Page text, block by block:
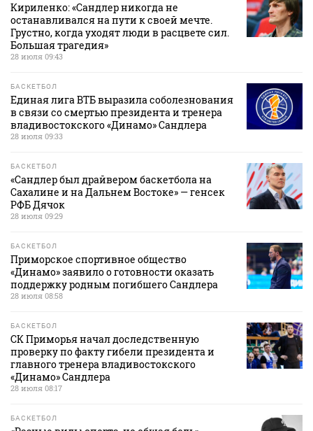
Кириленко: «Сандлер никогда не
останавливался на пути к своей мечте.
Грустно, когда уходят люди в расцвете сил.
Большая трагедия»
28 июля 09:43
БАСКЕТБОЛ
Единая лига ВТБ выразила соболезнования
в связи со смертью президента и тренера
владивостокского «Динамо» Сандлера
28 июля 09:33
БАСКЕТБОЛ
«Сандлер был драйвером баскетбола на
Сахалине и на Дальнем Востоке» — генсек
РФБ Дячок
28 июля 09:29
БАСКЕТБОЛ
Приморское спортивное общество
«Динамо» заявило о готовности оказать
поддержку родным погибшего Сандлера
28 июля 08:58
БАСКЕТБОЛ
СК Приморья начал доследственную
проверку по факту гибели президента и
главного тренера владивостокского
«Динамо» Сандлера
28 июля 08:17
БАСКЕТБОЛ